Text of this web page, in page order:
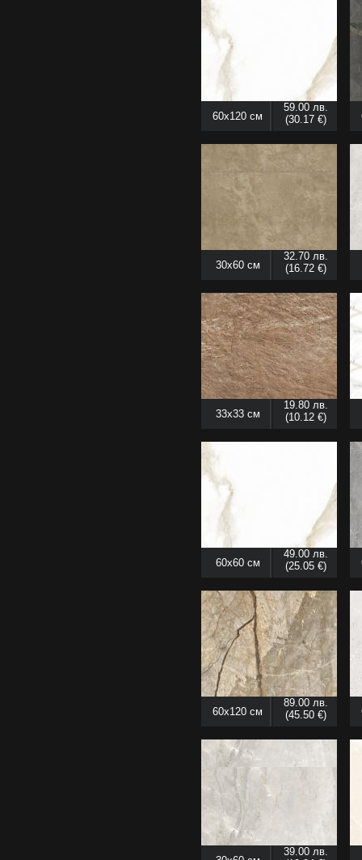
60x120 см
59.00 лв.
(30.17 €)
30x60 см
32.70 лв.
(16.72 €)
33x33 см
19.80 лв.
(10.12 €)
60x60 см
49.00 лв.
(25.05 €)
60x120 см
89.00 лв.
(45.50 €)
39.00 лв.